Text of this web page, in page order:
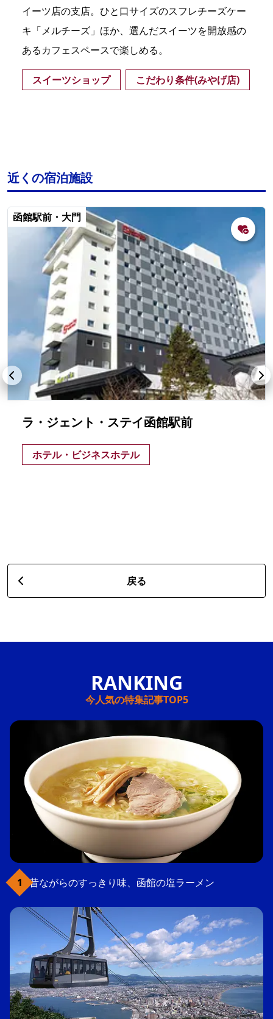
イーツ店の支店。ひと口サイズのスフレチーズケー
キ「メルチーズ」ほか、選んだスイーツを開放感の
あるカフェスペースで楽しめる。
スイーツショップ こだわり条件(みやげ店)
近くの宿泊施設
函館駅前・大門
ラ・ジェント・ステイ函館駅前
ホテル・ビジネスホテル
戻る
今人気の特集記事TOP5
昔ながらのすっきり味、函館の塩ラーメン